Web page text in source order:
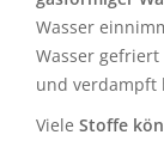
Wasser
Wasser
und verdampft
Viele Stoffe